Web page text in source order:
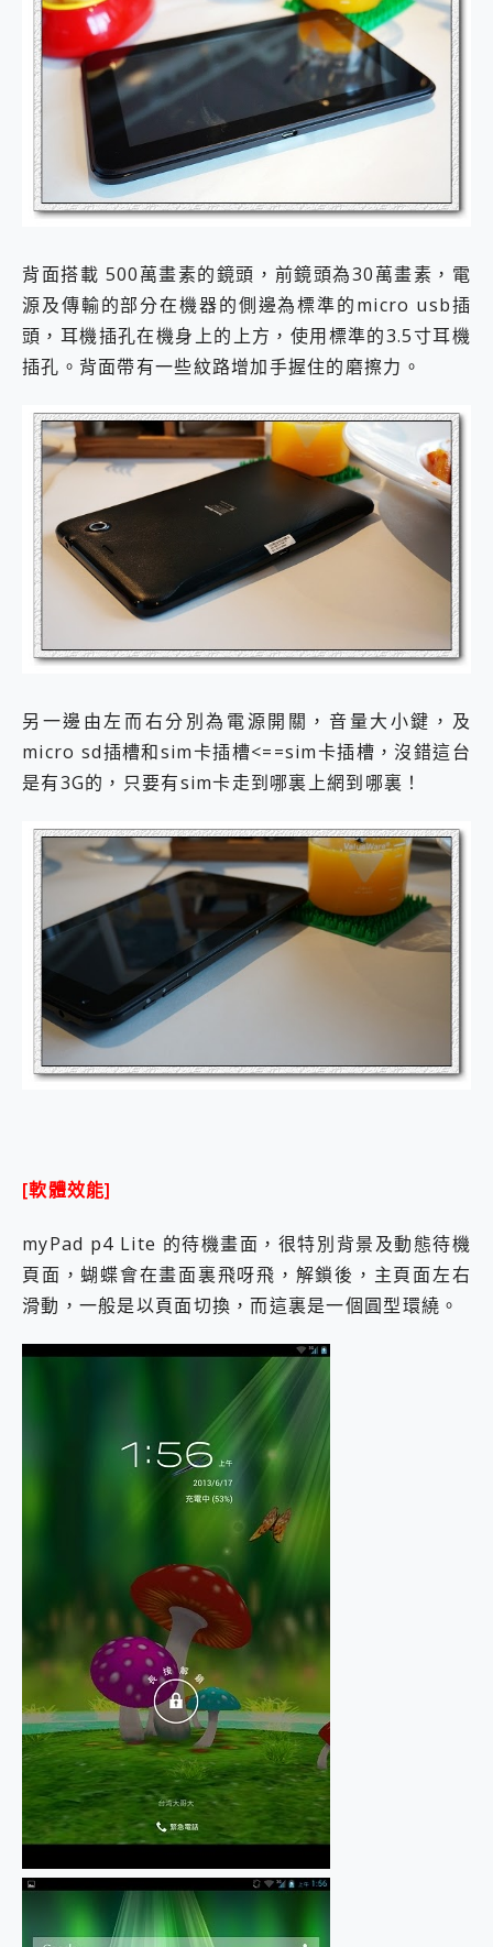
背面搭載 500萬畫素的鏡頭，前鏡頭為30萬畫素，電
源及傳輸的部分在機器的側邊為標準的micro usb插
頭，耳機插孔在機身上的上方，使用標準的3.5寸耳機
插孔。背面帶有一些紋路增加手握住的磨擦力。
另一邊由左而右分別為電源開關，音量大小鍵，及
micro sd插槽和sim卡插槽<==sim卡插槽，沒錯這台
是有3G的，只要有sim卡走到哪裏上網到哪裏！
[軟體效能]
myPad p4 Lite 的待機畫面，很特別背景及動態待機
頁面，蝴蝶會在畫面裏飛呀飛，解鎖後，主頁面左右
滑動，一般是以頁面切換，而這裏是一個圓型環繞。